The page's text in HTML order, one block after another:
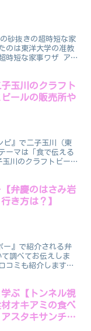
砂抜きの超時短な家
のは東洋大学の准教
時短な家事ワザ ア
玉川のクラフト
ールの販売所や
ピ』で二子玉川（東
ーマは「食で伝える
川のクラフトビー
弁慶のはさみ岩
き方は？】
ー』で紹介される弁
調べてお伝えしま
コミも紹介します。
ぶ【トンネル視
オキアミの食べ
スタキサンチン